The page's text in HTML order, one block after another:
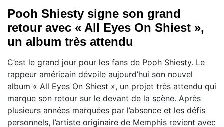
Pooh Shiesty signe son grand
retour avec « All Eyes On Shiest »,
un album très attendu
C’est le grand jour pour les fans de Pooh Shiesty. Le
rappeur américain dévoile aujourd’hui son nouvel
album « All Eyes On Shiest », un projet très attendu qui
marque son retour sur le devant de la scène. Après
plusieurs années marquées par l’absence et les défis
personnels, l’artiste originaire de Memphis revient avec